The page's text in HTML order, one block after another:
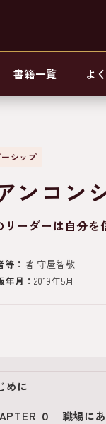
書籍一覧 よ
ーシップ
アンコ
リーダーは自分を
等： 著 守屋智敬
年月： 2019年5月
めに
０ 職場に